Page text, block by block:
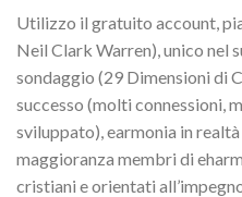
Utilizzo il gratuito account,
Neil Clark Warren), unico nel
sondaggio (29 Dimensioni di
successo (molti connessioni,
sviluppato), earmonia in
maggioranza membri di
cristiani e orientati